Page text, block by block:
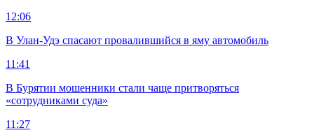
12:06
В Улан-Удэ спасают провалившийся в яму автомобиль
11:41
В Бурятии мошенники стали чаще притворяться
«сотрудниками суда»
11:27